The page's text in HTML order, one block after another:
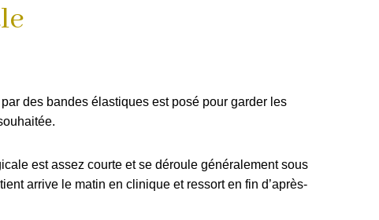
des bandes élastiques est posé pour garder les
est assez courte et se déroule généralement sous
arrive le matin en clinique et ressort en fin d’après-